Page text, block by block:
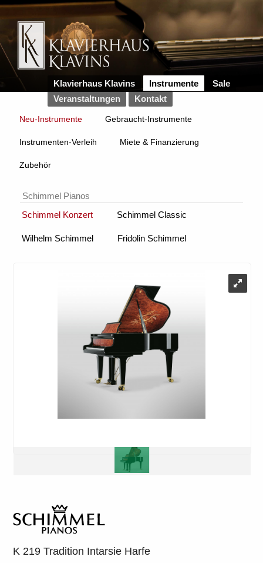
Klavierhaus Klavins Instrumente
Sale
Veranstaltungen
Kontakt
Neu-Instrumente Gebraucht-Instrumente
Instrumenten-Verleih Miete & Finanzierung
Zubehör
Schimmel Pianos
Schimmel Konzert
Schimmel Classic
Wilhelm Schimmel Fridolin Schimmel
K 219 Tradition Intarsie Harfe